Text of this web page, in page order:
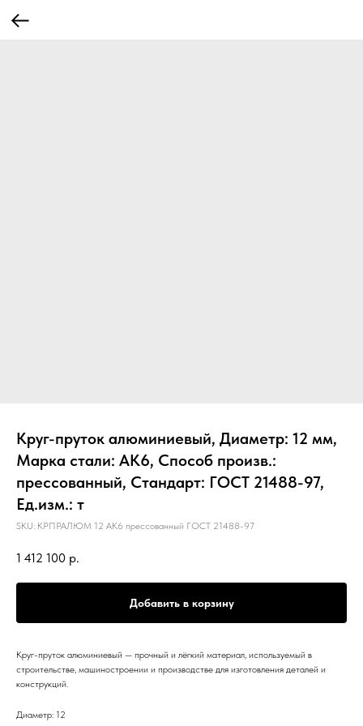
Круг-пруток алюминиевый, Диаметр: 12 мм,
Марка стали: АК6, Способ произв.:
прессованный, Стандарт: ГОСТ 21488-97,
Ед.изм.: т
SKU: КРПРАЛЮМ 12 АК6 прессованный ГОСТ 21488-97
1 412 100 р.
Добавить в корзину
Круг-пруток алюминиевый — прочный и лёгкий материал, используемый в
строительстве, машиностроении и производстве для изготовления деталей и
конструкций.
Диаметр: 12